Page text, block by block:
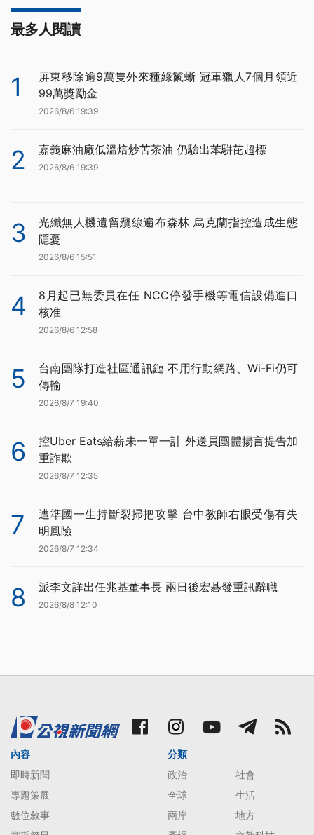
最多人閱讀
1
屏東移除逾9萬隻外來種綠鬣蜥 冠軍獵人7個月領近
99萬獎勵金
2026/8/6 19:39
2 嘉義麻油廠低溫焙炒苦茶油 仍驗出苯駢芘超標
2026/8/6 19:39
3
光纖無人機遺留纜線遍布森林 烏克蘭指控造成生態
隱憂
2026/8/6 15:51
4
8月起已無委員在任 NCC停發手機等電信設備進口
核准
2026/8/6 12:58
5
台南團隊打造社區通訊鏈 不用行動網路、Wi-Fi仍可
傳輸
2026/8/7 19:40
6
控Uber Eats給薪未一單一計 外送員團體揚言提告加
重詐欺
2026/8/7 12:35
7
遭準國一生持斷裂掃把攻擊 台中教師右眼受傷有失
明風險
2026/8/7 12:34
8 派李文詳出任兆基董事長 兩日後宏碁發重訊辭職
2026/8/8 12:10
內容
即時新聞
專題策展
數位敘事
分類
政治
社會
全球
生活
兩岸
地方